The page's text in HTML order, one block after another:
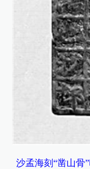
沙孟海刻“凿山骨